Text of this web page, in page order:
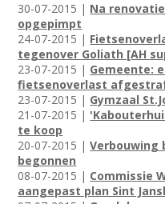
30-07-2015 | Na
opgepimpt
24-07-2015 |
tegenover Goliath [AH
23-07-2015 | Gemeente:
fietsenoverlast
23-07-2015 | Gymzaal
21-07-2015 |
te koop
20-07-2015 |Verbouwing
begonnen
08-07-2015 | Commissie
aangepast plan Sint